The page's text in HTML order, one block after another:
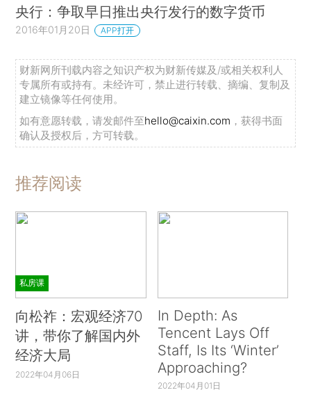
央行：争取早日推出央行发行的数字货币
2016年01月20日 APP打开
财新网所刊载内容之知识产权为财新传媒及/或相关权利人
专属所有或持有。未经许可，禁止进行转载、摘编、复制及
建立镜像等任何使用。
如有意愿转载，请发邮件至hello@caixin.com ，获得书面
确认及授权后，方可转载。
推荐阅读
私房课
向松祚：宏观经济70
讲，带你了解国内外
经济大局
2022年04月06日
In Depth: As
Tencent Lays Off
Staff, Is Its ‘Winter’
Approaching?
2022年04月01日